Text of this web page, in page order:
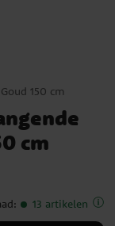
150 cm
cm
: 13 artikelen